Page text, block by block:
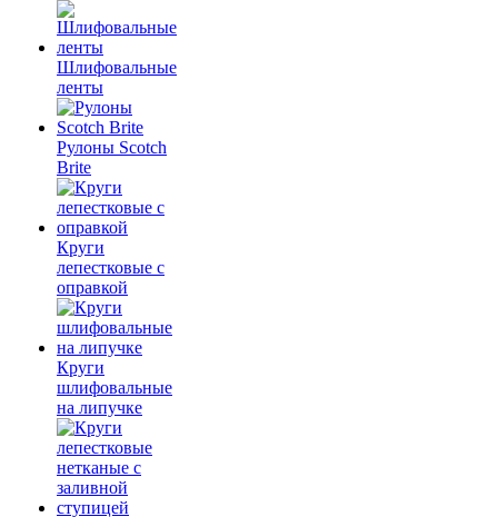
Шлифовальные
ленты
Рулоны Scotch
Brite
Круги
лепестковые с
оправкой
Круги
шлифовальные
на липучке